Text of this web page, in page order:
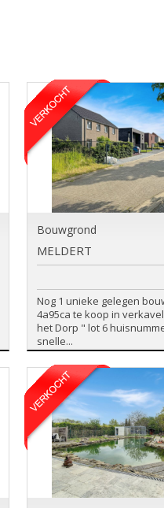
Bouwgrond
MELDERT
Nog 1 unieke gelegen
4a95ca te koop in
het Dorp " lot 6
snelle...